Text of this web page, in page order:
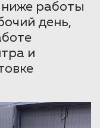
работы
день,
и